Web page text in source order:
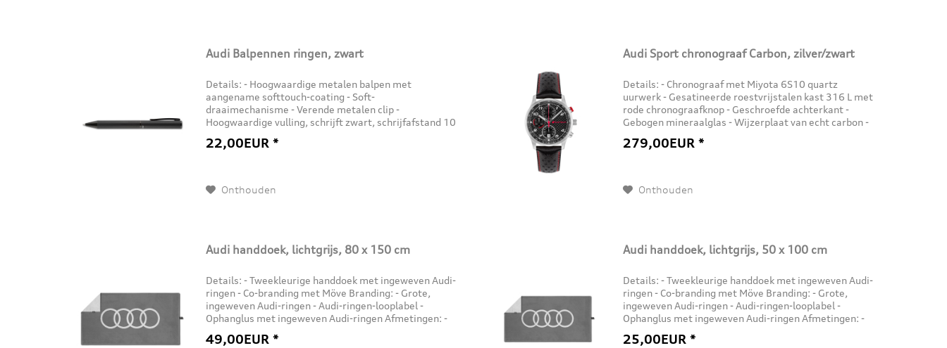
Audi Balpennen ringen, zwart
Details: - Hoogwaardige metalen balpen met
aangename softtouch-coating - Soft-
draaimechanisme - Verende metalen clip -
Hoogwaardige vulling, schrijft zwart, schrijfafstand 10
Kleur:...
22,00EUR *
Onthouden
Audi Sport chronograaf Carbon, zilver/zwart
Details: - Chronograaf met Miyota 6S10 quartz
uurwerk - Gesatineerde roestvrijstalen kast 316 L met
rode chronograafknop - Geschroefde achterkant -
Gebogen mineraalglas - Wijzerplaat van echt carbon -
279,00EUR *
Onthouden
Audi handdoek, lichtgrijs, 80 x 150 cm
Details: - Tweekleurige handdoek met ingeweven Audi-
ringen - Co-branding met Möve Branding: - Grote,
ingeweven Audi-ringen - Audi-ringen-looplabel -
Ophanglus met ingeweven Audi-ringen Afmetingen: -
80 x 150 cm (B x L) Materiaal: - 100%...
49,00EUR *
Audi handdoek, lichtgrijs, 50 x 100 cm
Details: - Tweekleurige handdoek met ingeweven Audi-
ringen - Co-branding met Möve Branding: - Grote,
ingeweven Audi-ringen - Audi-ringen-looplabel -
Ophanglus met ingeweven Audi-ringen Afmetingen: -
50 x 100 cm (B x L) Materiaal: - 100%...
25,00EUR *